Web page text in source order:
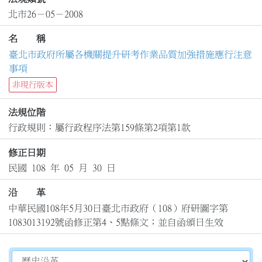
北市26－05－2008
名 稱
臺北市政府所屬各機關提升研考作業品質加強措施應行注意
事項
非現行版本
法規位階
行政規則：屬行政程序法第159條第2項第1款
修正日期
民國 108 年 05 月 30 日
沿 革
中華民國108年5月30日臺北市政府（108）府研圖字第
1083013192號函修正第4、5點條文；並自函頒日生效
切換選擇法規資訊內容